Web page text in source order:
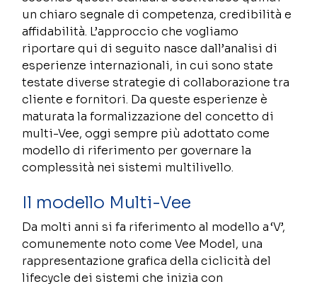
un chiaro segnale di competenza, credibilità e
affidabilità. L’approccio che vogliamo
riportare qui di seguito nasce dall’analisi di
esperienze internazionali, in cui sono state
testate diverse strategie di collaborazione tra
cliente e fornitori. Da queste esperienze è
maturata la formalizzazione del concetto di
multi-Vee, oggi sempre più adottato come
modello di riferimento per governare la
complessità nei sistemi multilivello.
Il modello Multi-Vee
Da molti anni si fa riferimento al modello a ‘V’,
comunemente noto come Vee Model, una
rappresentazione grafica della ciclicità del
lifecycle dei sistemi che inizia con